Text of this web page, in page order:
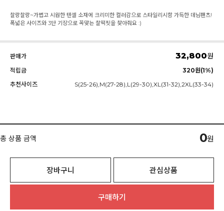
찰랑찰랑~가볍고 시원한 텐셀 소재에 크리미한 컬러감으로 스타일리시함 가득한 데님팬츠!
폭넓은 사이즈와 3단 기장으로 꼭맞는 찰떡핏을 찾아줘요 :)
판매가 32,800원
적립금
320원(1%)
추천사이즈
S(25-26),M(27-28),L(29-30),XL(31-32),2XL(33-34)
총 상품 금액 0원
장바구니 관심상품
구매하기